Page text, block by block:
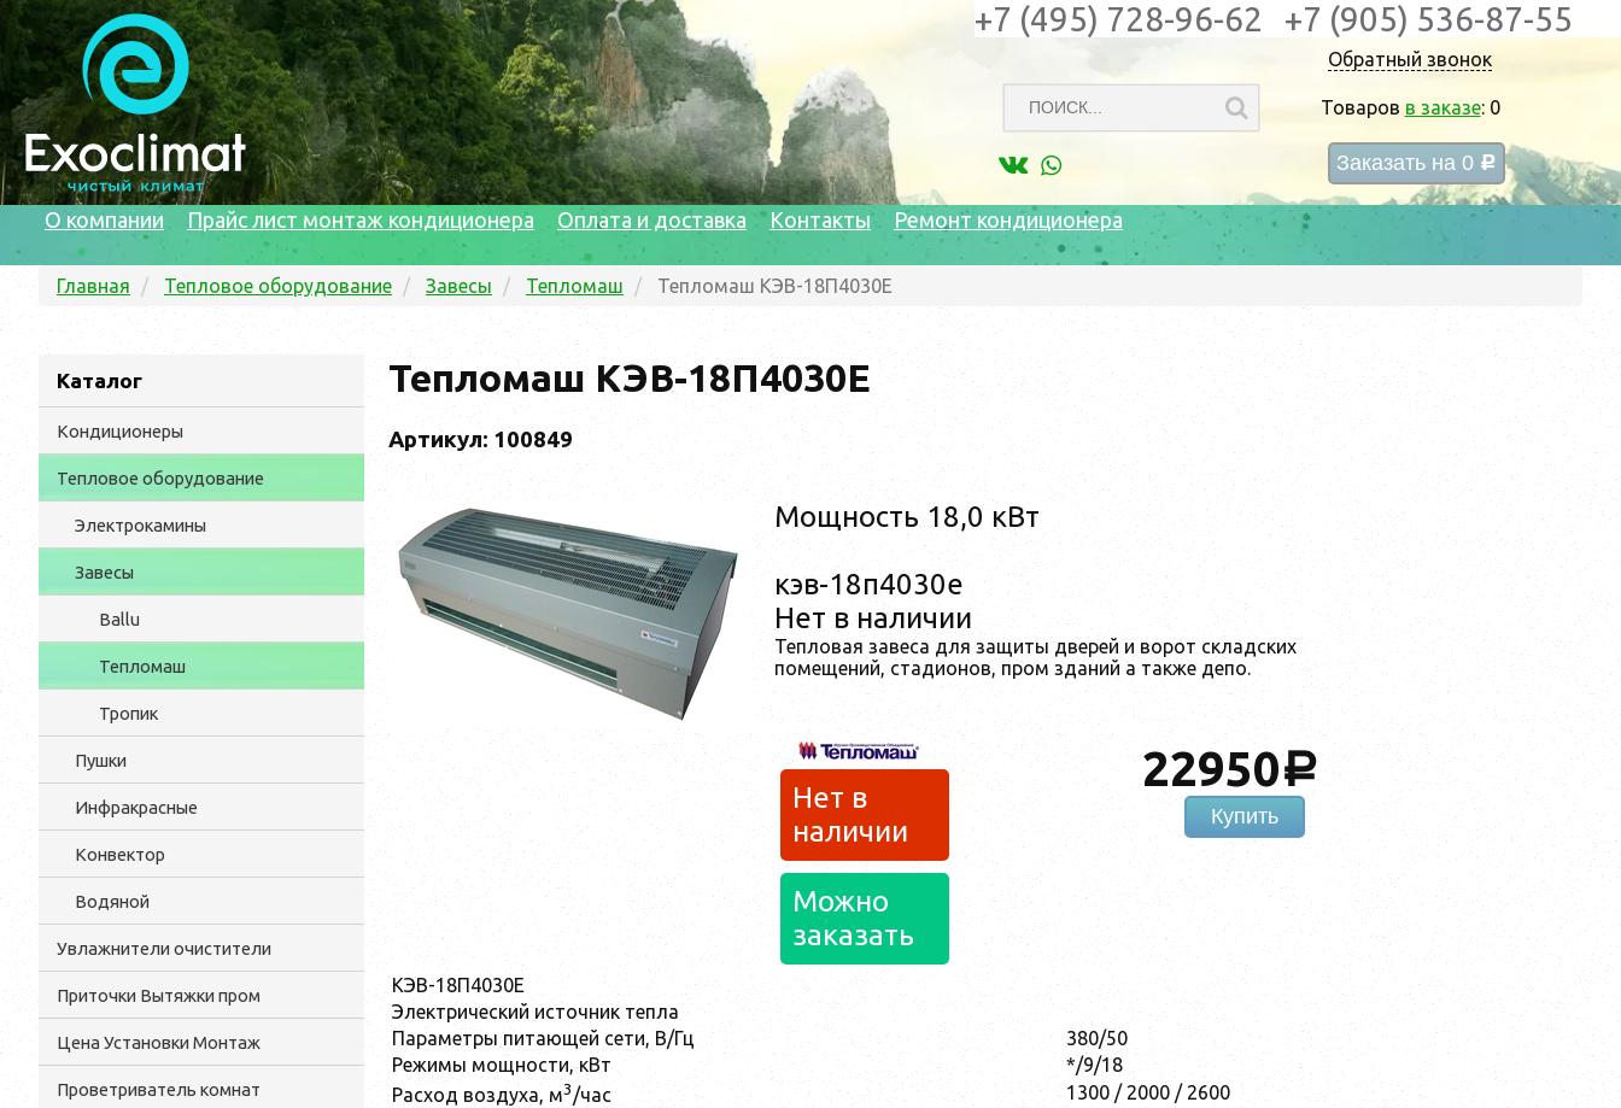
Обратный звонок
Товаров в заказе: 0
Заказать на 0 c
+7 (495) 728-96-62 +7 (905) 536-87-55
О компании Прайс лист монтаж кондиционера Оплата и доставка Контакты Ремонт кондиционера
Главная Тепловое оборудование Завесы Тепломаш Тепломаш КЭВ-18П4030Е
Каталог
Кондиционеры
Тепловое оборудование
Электрокамины
Завесы
Ballu
Тепломаш
Тропик
Пушки
Инфракрасные
Конвектор
Водяной
Увлажнители очистители
Приточки Вытяжки пром
Цена Установки Монтаж
Проветриватель комнат
Тепломаш КЭВ-18П4030Е
Артикул: 100849
Мощность 18,0 кВт
кэв-18п4030e
Нет в наличии
Тепловая завеса для защиты дверей и ворот складских
помещений, стадионов, пром зданий а также депо.
22950a
Купить
Нет в
наличии
Можно
заказать
КЭВ-18П4030Е
Электрический источник тепла
Параметры питающей сети, В/Гц
380/50
Режимы мощности, кВт
*/9/18
Расход воздуха, м3 /час
1300 / 2000 / 2600